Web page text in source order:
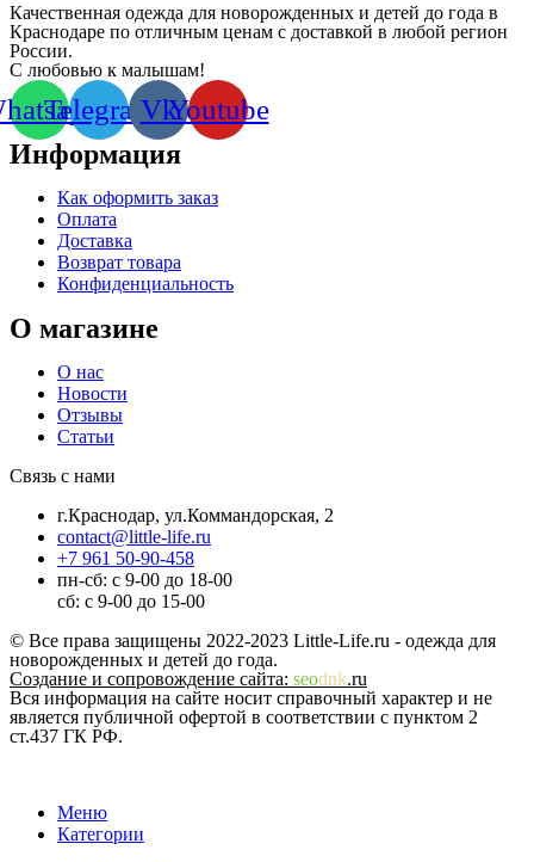
Качественная одежда для новорожденных и детей до года в
Краснодаре по отличным ценам с доставкой в любой регион
России.
С любовью к малышам!
TelegramVkYoutube
Информация
Как оформить заказ
Оплата
Доставка
Возврат товара
Конфиденциальность
О магазине
О нас
Новости
Отзывы
Статьи
Связь с нами
г.Краснодар, ул.Коммандорская, 2
contact@little-life.ru
+7 961 50-90-458
пн-сб: с 9-00 до 18-00
сб: с 9-00 до 15-00
© Все права защищены 2022-2023 Little-Life.ru - одежда для
новорожденных и детей до года.
Создание и сопровождение сайта: seodnk.ru
Вся информация на сайте носит справочный характер и не
является публичной офертой в соответствии с пунктом 2
ст.437 ГК РФ.
Меню
Категории